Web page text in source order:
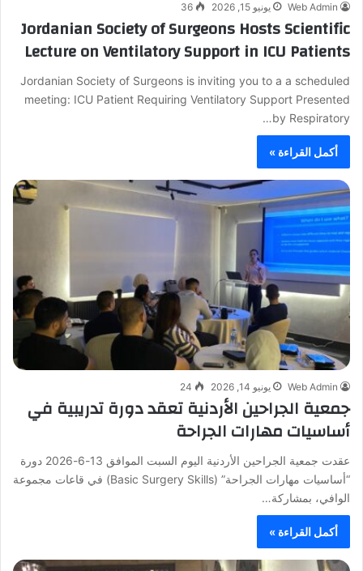
Web Admin يونيو 15, 2026 36
Jordanian Society of Surgeons Hosts Scientific
Lecture on Ventilatory Support in ICU Patients
Jordanian Society of Surgeons is inviting you to a a scheduled
meeting: ICU Patient Requiring Ventilatory Support Presented
by Respiratory…
أكمل القراءة »
Web Admin يونيو 14, 2026 24
جمعية الجراحين الأردنية تعقد دورة تدريبية في
أساسيات مهارات الجراحة
عقدت جمعية الجراحين الأردنية اليوم السبت الموافق 13-6-2026 دورة
“أساسيات مهارات الجراحة” (Basic Surgery Skills) في قاعات مجموعة
الوافي، بمشاركة…
أكمل القراءة »